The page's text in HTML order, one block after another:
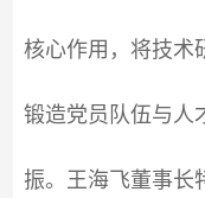
核心作用，将技术
锻造党员队伍与人
振。王海飞董事长